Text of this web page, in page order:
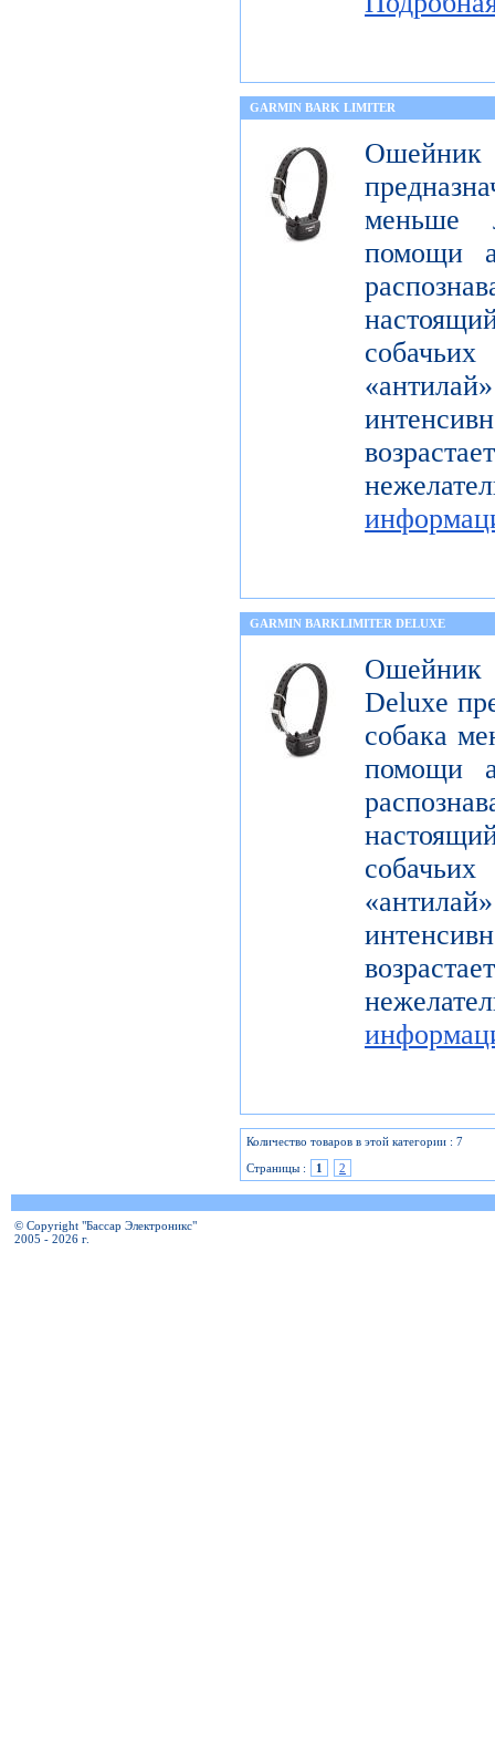
GARMIN BARK LIMITER
меньше
помощи
GARMIN BARKLIMITER DELUXE
Deluxe
собака
помощи
Количество товаров в этой категории : 7
Страницы :
1 2
© Copyright "Бассар Электроникс"
2005 - 2026 г.